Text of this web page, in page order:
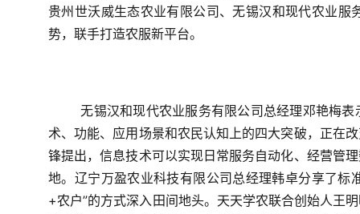
贵州世沃威生态农业有限公司、无锡汉和现代农业
势，联手打造农服新平台。
	无锡汉和现代农业服务有限公司总经理邓艳梅表示，无人机飞防是农业社会化服务的入口，目前，无人机在技
术、功能、应用场景和农民认知上的四大突破，正在
锋提出，信息技术可以实现日常服务自动化、经营管
地。辽宁万盈农业科技有限公司总经理韩卓分享了
+农户”的方式深入田间地头。天天学农联合创始人王